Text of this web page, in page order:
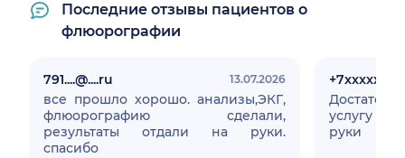
Последние отзывы пациентов о
флюорографии
791....@....ru 13.07.2026
все прошло хорошо. анализы,ЭКГ,
флюорографию сделали,
результаты отдали на руки.
спасибо
услугу
руки